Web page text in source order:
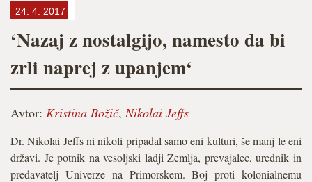
24. 4. 2017
‘Nazaj z nostalgijo, namesto da bi
zrli naprej z upanjem‘
Avtor: Kristina Božič,Nikolai Jeffs
Dr. Nikolai Jeffs ni nikoli pripadal samo eni kulturi, še manj le eni
državi. Je potnik na vesoljski ladji Zemlja, prevajalec, urednik in
predavatelj Univerze na Primorskem. Boj proti kolonialnemu